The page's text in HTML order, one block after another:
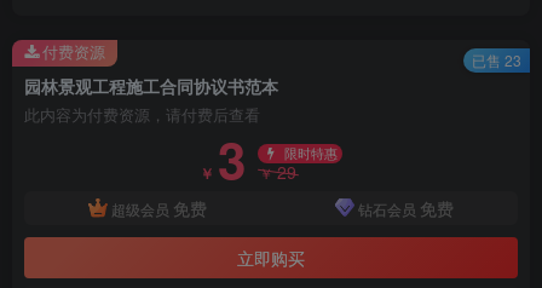
园林景观工程施工合同协议书范本
此内容为付费资源，请付费后查看
￥ 3 限时特惠
￥29
超级会员 免费 钻石会员 免费
立即购买
付费资源 已售 23